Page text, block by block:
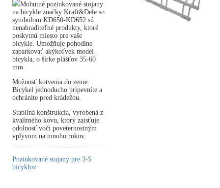
Mohutné pozinkované stojany
na bicykle značky Kraft&Dele so
symbolom KD650-KD652 sú
nenahraditeľné produkty, ktoré
poskytnú miesto pre vaše
bicykle. Umožňuje pohodlne
zaparkovať akýkoľvek model
bicykla, o šírke plášťov 35-60
mm.
Možnosť kotvenia do zeme.
Bicykel jednoducho pripevníte a
ochránite pred krádežou.
Stabilná konštrukcia, vyrobená z
kvalitného kovu, ktorý zaisťuje
odolnosť voči poveternostným
vplyvom na mnoho rokov.
Pozinkované stojany pre 3-5
bicyklov